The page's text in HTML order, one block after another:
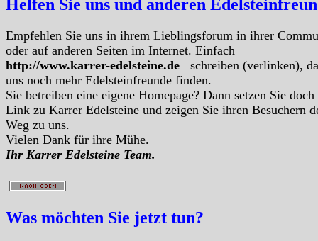
Helfen Sie uns und anderen
Empfehlen Sie uns in ihrem Lieblingsforum in ihrer
oder auf anderen Seiten im Internet. Einfach
http://www.karrer-edelsteine.de
schreiben (verlinken),
uns noch mehr Edelsteinfreunde finden.
Sie betreiben eine eigene Homepage? Dann setzen Sie doch
Link zu Karrer Edelsteine und zeigen Sie ihren Besuchern
Weg zu uns.
Vielen Dank für ihre Mühe.
Ihr Karrer Edelsteine Team.
Was möchten Sie jetzt tun?